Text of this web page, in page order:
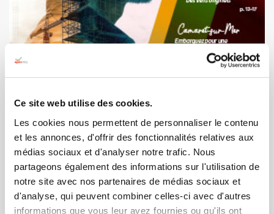
Ce site web utilise des cookies.
Les cookies nous permettent de personnaliser le contenu
et les annonces, d'offrir des fonctionnalités relatives aux
médias sociaux et d'analyser notre trafic. Nous
partageons également des informations sur l'utilisation de
notre site avec nos partenaires de médias sociaux et
d'analyse, qui peuvent combiner celles-ci avec d'autres
informations que vous leur avez fournies ou qu'ils ont
APAS-BTP Magazine #1
Nous avons le plaisir de vous